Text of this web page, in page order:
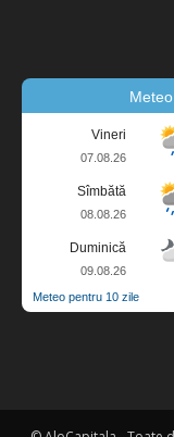
Vineri
07.08.26
Sîmbătă
08.08.26
Duminică
09.08.26
Meteo pentru 10 zile